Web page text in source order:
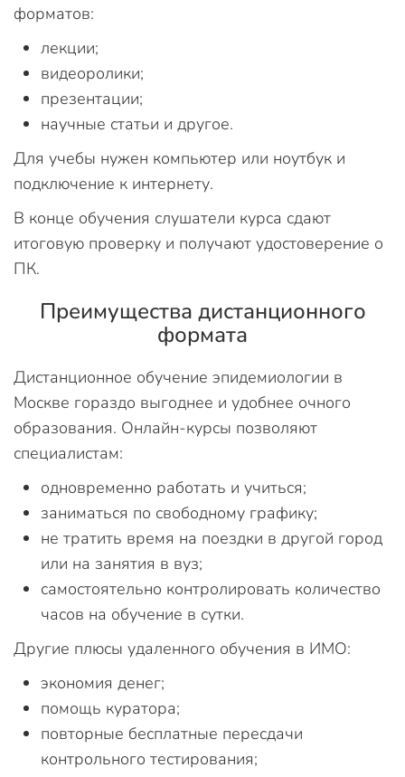
форматов:
лекции;
видеоролики;
презентации;
научные статьи и другое.
Для учебы нужен компьютер или ноутбук и
подключение к интернету.
В конце обучения слушатели курса сдают
итоговую проверку и получают удостоверение о
ПК.
Преимущества дистанционного
формата
Дистанционное обучение эпидемиологии в
Москве гораздо выгоднее и удобнее очного
образования. Онлайн-курсы позволяют
специалистам:
одновременно работать и учиться;
заниматься по свободному графику;
не тратить время на поездки в другой город
или на занятия в вуз;
самостоятельно контролировать количество
часов на обучение в сутки.
Другие плюсы удаленного обучения в ИМО:
экономия денег;
помощь куратора;
повторные бесплатные пересдачи
контрольного тестирования;